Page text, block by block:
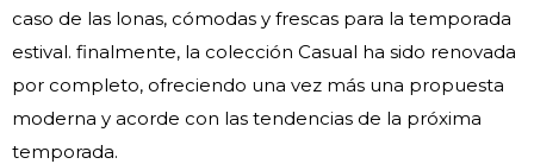
caso de las lonas, cómodas y frescas para la temporada
estival. finalmente, la colección Casual ha sido renovada
por completo, ofreciendo una vez más una propuesta
moderna y acorde con las tendencias de la próxima
temporada.